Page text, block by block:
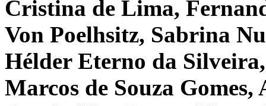
Cristina de Lima,
Von Poelhsitz, Sabrina
Hélder Eterno da
Marcos de Souza